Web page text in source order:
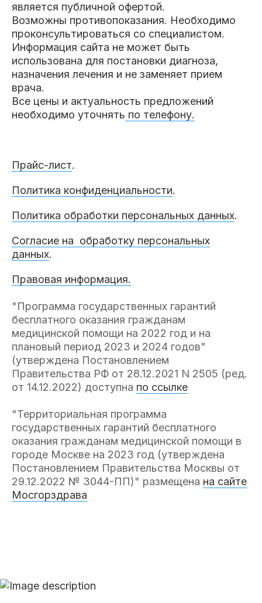
является публичной офертой.
Возможны противопоказания. Необходимо
проконсультироваться со специалистом.
Информация сайта не может быть
использована для постановки диагноза,
назначения лечения и не заменяет прием
врача.
Все цены и актуальность предложений
необходимо уточнять по телефону.
Прайс-лист.
Политика конфиденциальности.
Политика обработки персональных данных.
Согласие на обработку персональных
данных.
Правовая информация.
"Программа государственных гарантий
бесплатного оказания гражданам
медицинской помощи на 2022 год и на
плановый период 2023 и 2024 годов"
(утверждена Постановлением
Правительства РФ от 28.12.2021 N 2505 (ред.
от 14.12.2022) доступна по ссылке
"Территориальная программа
государственных гарантий бесплатного
оказания гражданам медицинской помощи в
городе Москве на 2023 год (утверждена
Постановлением Правительства Москвы от
29.12.2022 № 3044-ПП)" размещена на сайте
Мосгорздрава